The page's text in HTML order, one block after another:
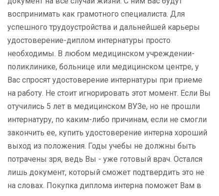
воспринимать как грамотного специалиста. Для
успешного трудоустройства и дальнейшей карьеры
удостоверение-диплом интернатуры просто
необходимы. В любом медицинском учреждении-
поликлинике, больнице или медицинском центре, у
Вас спросят удостоверение интернатуры при приеме
на работу. Не стоит игнорировать этот момент. Если Вы
отучились 5 лет в медицинском ВУЗе, но не прошли
интернатуру, по каким-либо причинам, если не смогли
закончить ее, купить удостоверение интерна хороший
выход из положения. Годы учебы не должны быть
потрачены зря, ведь Вы - уже готовый врач. Остался
лишь документ, который сможет подтвердить это не
на словах. Покупка диплома интерна поможет Вам в